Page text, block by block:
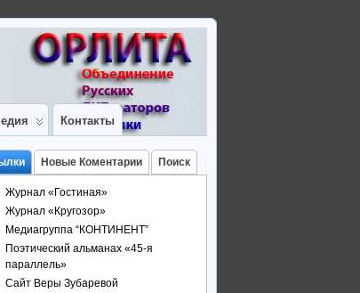
Контакты
Новые Коментарии Поиск
Журнал «Гостиная»
Журнал «Кругозор»
Медиагруппа “КОНТИНЕНТ”
Поэтический альманах «45-я
параллель»
Сайт Веры Зубаревой